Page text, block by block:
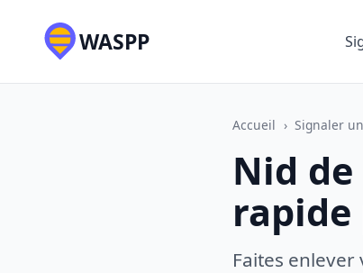
WASPP
Accueil › Signaler
Nid
rapide
Faites